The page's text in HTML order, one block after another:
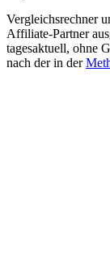
Vergleichsrechner
Affiliate-Partner
tagesaktuell, ohne
nach der in der